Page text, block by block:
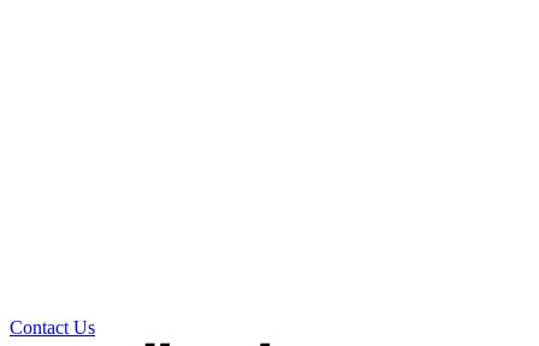
Contact Us